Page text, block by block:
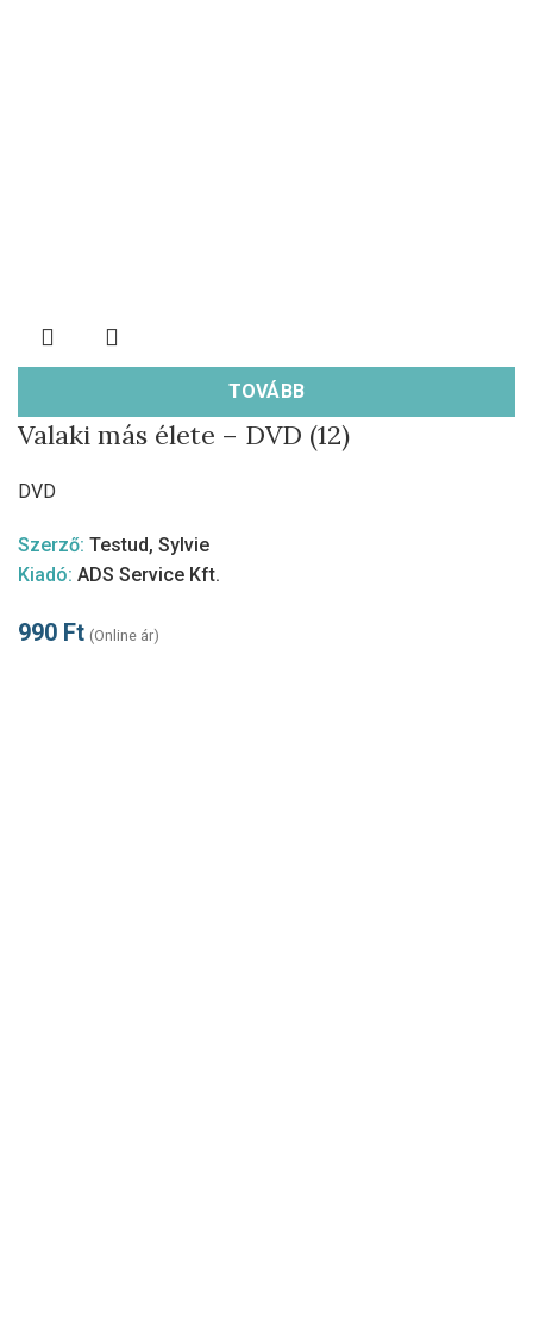
TOVÁBB
Valaki más élete – DVD (12)
DVD
Szerző: Testud, Sylvie
Kiadó: ADS Service Kft.
990 Ft (Online ár)